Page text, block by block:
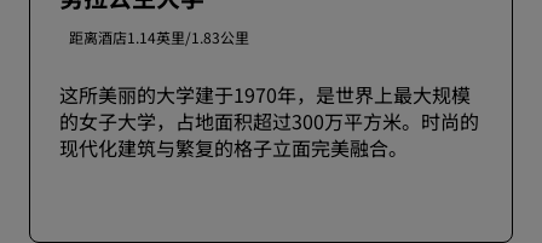
距离酒店1.14英里/1.83公里
这所美丽的大学建于1970年，是世界上最大规模
的女子大学，占地面积超过300万平方米。时尚的
现代化建筑与繁复的格子立面完美融合。